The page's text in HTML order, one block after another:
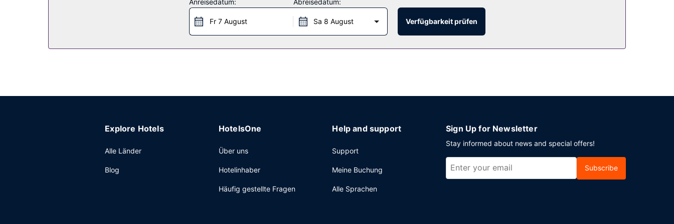
Gegen Gebühr wird täglich von 06:30 Uhr bis 11:30 Uhr ein Frühstück zum Mitnehmen angeboten.
Anreisedatum:
Fr 7 August
Abreisedatum:
Sa 8 August Verfügbarkeit prüfen
Explore Hotels
Alle Länder
Blog
HotelsOne
Über uns
Hotelinhaber
Häufig gestellte Fragen
Help and support
Support
Meine Buchung
Alle Sprachen
Sign Up for Newsletter
Stay informed about news and special offers!
Subscribe